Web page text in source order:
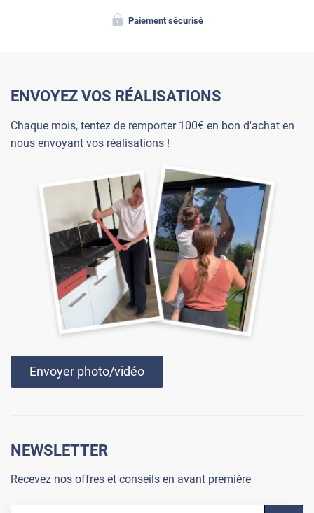
Paiement sécurisé
ENVOYEZ VOS RÉALISATIONS
Chaque mois, tentez de remporter 100€ en bon d'achat en
nous envoyant vos réalisations !
Envoyer photo/vidéo
NEWSLETTER
Recevez nos offres et conseils en avant première